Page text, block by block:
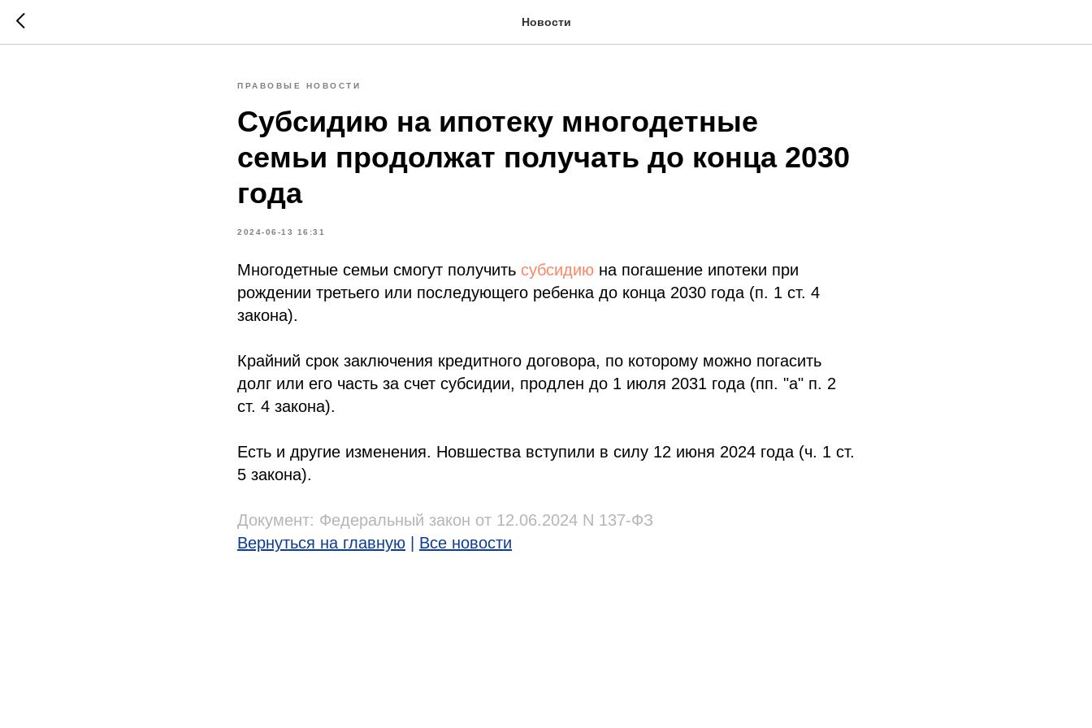
Новости
ПРАВОВЫЕ НОВОСТИ
Субсидию на ипотеку многодетные
семьи продолжат получать до конца 2030
года
2024-06-13 16:31
Многодетные семьи смогут получить субсидию на погашение ипотеки при
рождении третьего или последующего ребенка до конца 2030 года (п. 1 ст. 4
закона).
Крайний срок заключения кредитного договора, по которому можно погасить
долг или его часть за счет субсидии, продлен до 1 июля 2031 года (пп. "а" п. 2
ст. 4 закона).
Есть и другие изменения. Новшества вступили в силу 12 июня 2024 года (ч. 1 ст.
5 закона).
Документ: Федеральный закон от 12.06.2024 N 137-ФЗ
Вернуться на главную
Все новости